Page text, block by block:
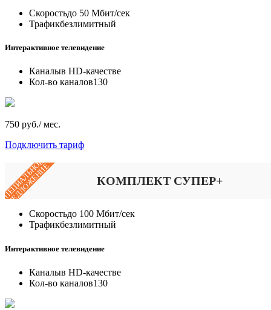
Скоростьдо 50 Мбит/сек
Трафикбезлимитный
Интерактивное телевидение
Каналыв HD-качестве
Кол-во каналов130
750 руб./ мес.
Подключить тариф
ПРЕДЛОЖЕНИЕ КОМПЛЕКТ СУПЕР+
Скоростьдо 100 Мбит/сек
Трафикбезлимитный
Интерактивное телевидение
Каналыв HD-качестве
Кол-во каналов130